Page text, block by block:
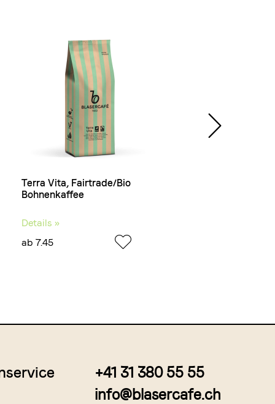
Terra Vita, Fairtrade/Bio
Bohnenkaffee
Details »
ab 7.45
+41 31 380 55 55
info@blasercafe.ch